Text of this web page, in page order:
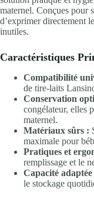
maternel. Conçues pour
d’exprimer directement
inutiles.
Caractéristiques
Compatibilité
de tire-laits
Conservation
congélateur, elles
maternel.
Matériaux sûrs :
maximale pour
Pratiques et
remplissage et le
Capacité adaptée
le stockage